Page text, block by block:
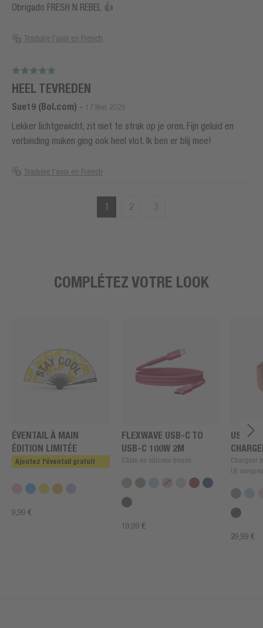
Obrigado FRESH N REBEL 👍
Traduire l'avis en French
HEEL TEVREDEN
Sue19 (Bol.com) - 17 févr. 2025
Lekker lichtgewicht, zit niet te strak op je oren. Fijn geluid en
verbinding maken ging ook heel vlot. Ik ben er blij mee!
Traduire l'avis en French
1 2 3
COMPLÉTEZ VOTRE LOOK
ÉVENTAIL À MAIN
ÉDITION LIMITÉE
Ajoutez l'éventail gratuit
9,99 €
FLEXWAVE USB-C TO
USB-C 100W 2M
Câble en silicone tressé
19,99 €
USB +
Chargeur
UE
29,99 €